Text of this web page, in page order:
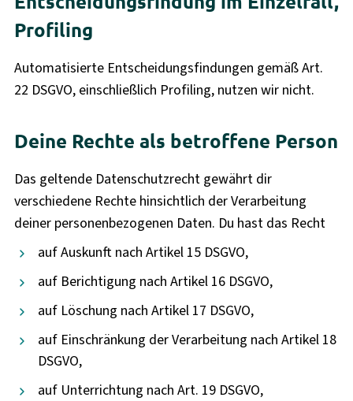
Profiling
Automatisierte Entscheidungsfindungen gemäß Art.
22 DSGVO, einschließlich Profiling, nutzen wir nicht.
Deine Rechte als betroffene Person
Das geltende Datenschutzrecht gewährt dir
verschiedene Rechte hinsichtlich der Verarbeitung
deiner personenbezogenen Daten. Du hast das Recht
auf Auskunft nach Artikel 15 DSGVO,
auf Berichtigung nach Artikel 16 DSGVO,
auf Löschung nach Artikel 17 DSGVO,
auf Einschränkung der Verarbeitung nach Artikel 18
DSGVO,
auf Unterrichtung nach Art. 19 DSGVO,